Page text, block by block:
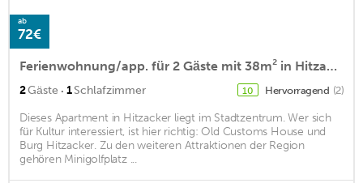
ab
72€
Ferienwohnung/app. für 2 Gäste mit 38m² in Hitzacker
2Gäste · 1Schlafzimmer 10 Hervorragend (2)
Dieses Apartment in Hitzacker liegt im Stadtzentrum. Wer sich
für Kultur interessiert, ist hier richtig: Old Customs House und
Burg Hitzacker. Zu den weiteren Attraktionen der Region
gehören Minigolfplatz ...